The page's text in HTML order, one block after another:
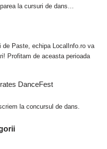
la cursuri de dans…
de Paste, echipa LocalInfo.ro va
Profitam de aceasta perioada
DanceFest
la concursul de dans.